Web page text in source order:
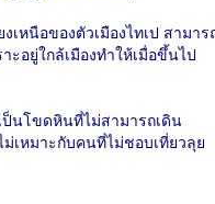
เหนือของตัวเมืองไทเป สามาร
ะอยู่ใกล้เมืองทำให้เมื่อขึ้นไป
นโขดหินที่ไม่สามารถเดิน
เหมาะกับคนที่ไม่ชอบเที่ยวลุย